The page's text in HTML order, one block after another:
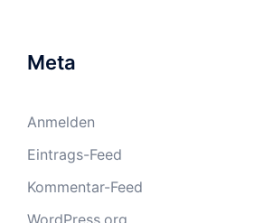
Meta
Anmelden
Eintrags-Feed
Kommentar-Feed
WordPress.org